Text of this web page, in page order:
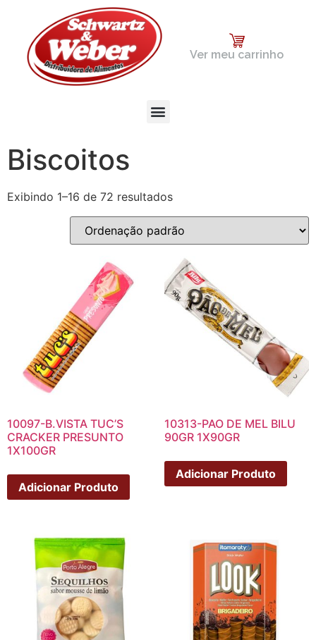
Ver meu carrinho
Biscoitos
Exibindo 1–16 de 72 resultados
10097-B.VISTA TUC’S
CRACKER PRESUNTO
1X100GR
Adicionar Produto
10313-PAO DE MEL BILU
90GR 1X90GR
Adicionar Produto